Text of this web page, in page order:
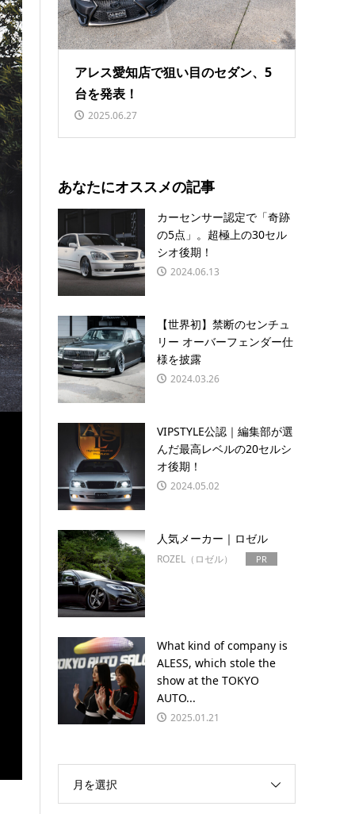
アレス愛知店で狙い目のセダン、5
台を発表！
2025.06.27
あなたにオススメの記事
カーセンサー認定で「奇跡
の5点」。超極上の30セル
シオ後期！
2024.06.13
【世界初】禁断のセンチュ
リー オーバーフェンダー仕
様を披露
2024.03.26
VIPSTYLE公認｜編集部が選
んだ最高レベルの20セルシ
オ後期！
2024.05.02
人気メーカー｜ロゼル
ROZEL（ロゼル） PR
What kind of company is
ALESS, which stole the
show at the TOKYO
AUTO...
2025.01.21
月を選択